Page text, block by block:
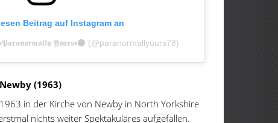
Beitrag auf Instagram an
𝖄𝖔𝖚𝖗𝖘▪️⚫️ (@paranormallyours78)
(1963)
in der Kirche von Newby in North Yorkshire
nichts weiter Spektakuläres aufgefallen.